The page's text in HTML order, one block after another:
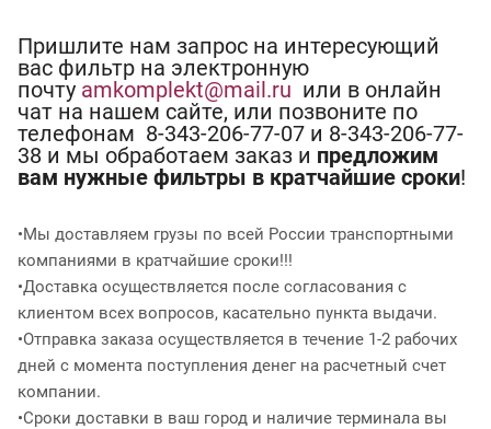
Пришлите нам запрос на интересующий
вас фильтр на электронную
почту amkomplekt@mail.ru или в онлайн
чат на нашем сайте, или позвоните по
телефонам 8-343-206-77-07 и 8-343-206-77-
38 и мы обработаем заказ и предложим
вам нужные фильтры в кратчайшие сроки!
•Мы доставляем грузы по всей России транспортными
компаниями в кратчайшие сроки!!!
•Доставка осуществляется после согласования с
клиентом всех вопросов, касательно пункта выдачи.
•Отправка заказа осуществляется в течение 1-2 рабочих
дней с момента поступления денег на расчетный счет
компании.
•Сроки доставки в ваш город и наличие терминала вы